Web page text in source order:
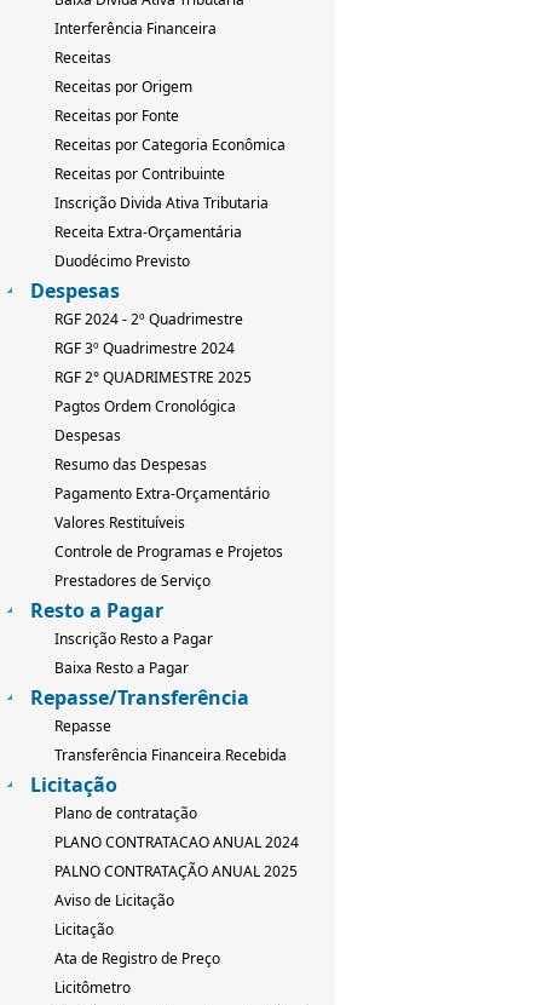
Interferência Financeira
Receitas
Receitas por Origem
Receitas por Fonte
Receitas por Categoria Econômica
Receitas por Contribuinte
Inscrição Divida Ativa Tributaria
Receita Extra-Orçamentária
Duodécimo Previsto
Despesas
RGF 2024 - 2º Quadrimestre
RGF 3º Quadrimestre 2024
RGF 2° QUADRIMESTRE 2025
Pagtos Ordem Cronológica
Despesas
Resumo das Despesas
Pagamento Extra-Orçamentário
Valores Restituíveis
Controle de Programas e Projetos
Prestadores de Serviço
Resto a Pagar
Inscrição Resto a Pagar
Baixa Resto a Pagar
Repasse/Transferência
Repasse
Transferência Financeira Recebida
Licitação
Plano de contratação
PLANO CONTRATACAO ANUAL 2024
PALNO CONTRATAÇÃO ANUAL 2025
Aviso de Licitação
Licitação
Ata de Registro de Preço
Licitômetro